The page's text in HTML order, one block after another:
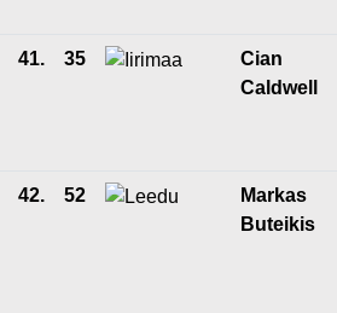
41. 35
Cian
Caldwell
42. 52
Markas
Buteikis